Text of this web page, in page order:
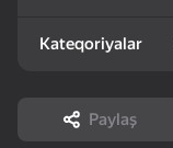
Kateqoriyalar
Paylaş